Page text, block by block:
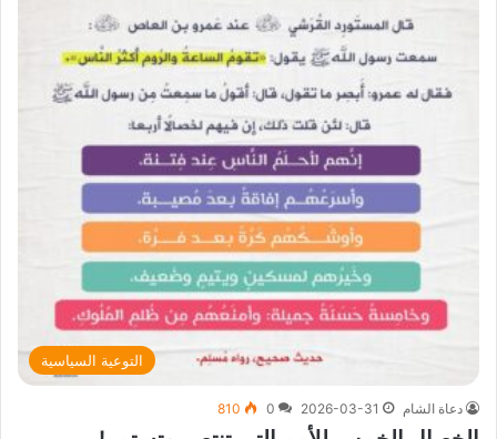
التوعية السياسية
دعاة الشام 2026-03-31
0
810